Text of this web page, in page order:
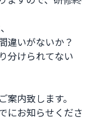
いがないか？
けられてない
内致します。
にお知らせくださ